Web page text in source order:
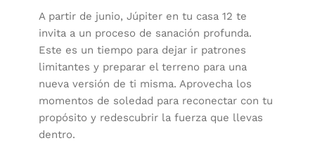
A partir de junio, Júpiter en tu casa 12 te
invita a un proceso de sanación profunda.
Este es un tiempo para dejar ir patrones
limitantes y preparar el terreno para una
nueva versión de ti misma. Aprovecha los
momentos de soledad para reconectar con tu
propósito y redescubrir la fuerza que llevas
dentro.